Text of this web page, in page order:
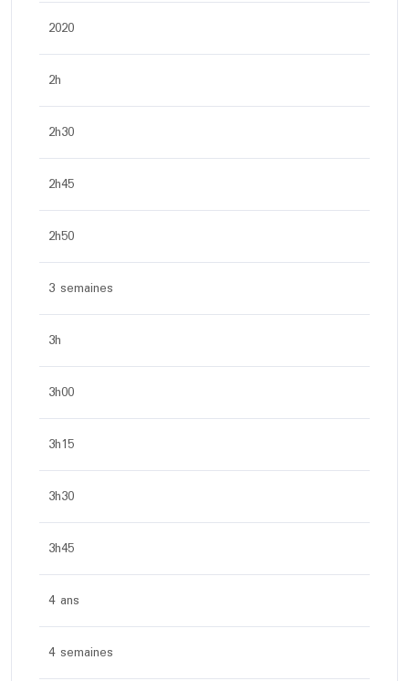
2020
2h
2h30
2h45
2h50
3 semaines
3h
3h00
3h15
3h30
3h45
4 ans
4 semaines